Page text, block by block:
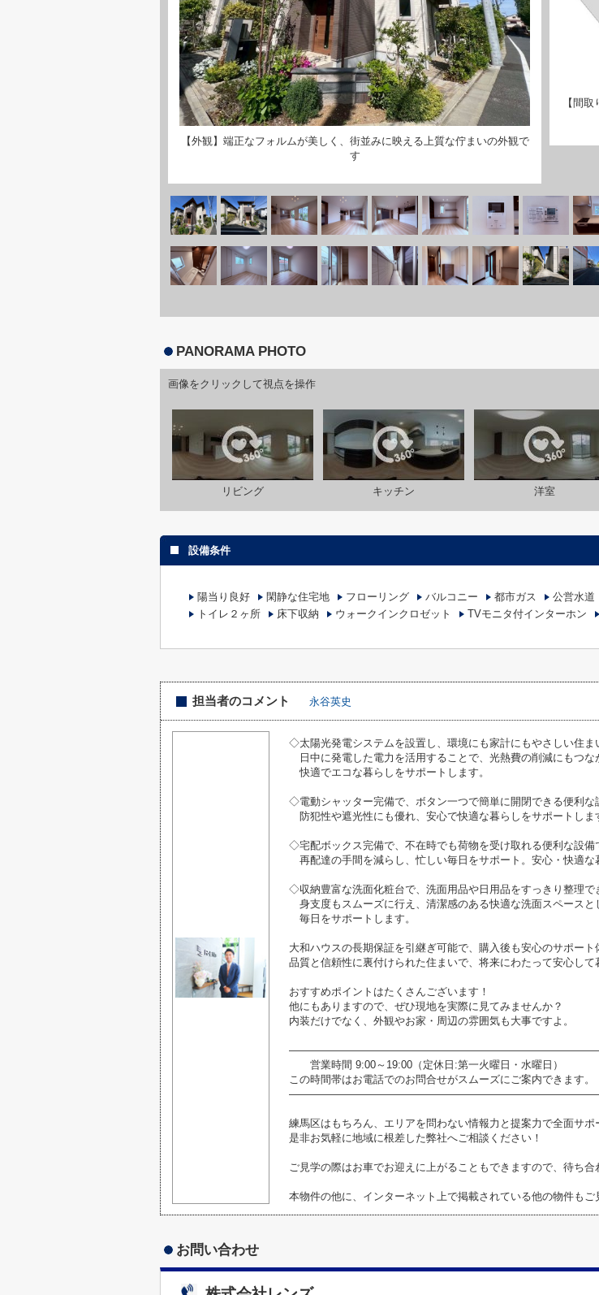
【外観】端正なフォルムが美しく、街並みに映える上質な佇まいの外観で
す
【間
PANORAMA PHOTO
画像をクリックして視点を操作
リビング キッチン 洋室
設備条件
陽当り良好 閑静な住宅地 フローリング バルコニー 都市ガス 公営水道
トイレ２ヶ所
床下収納 ウォークインクロゼット TVモニタ付インターホン
担当者のコメント 永谷英史
◇太陽光発電システムを設置し、環境にも家計にもやさしい住ま
日中に発電した電力を活用することで、光熱費の削減にもつな
快適でエコな暮らしをサポートします。
◇電動シャッター完備で、ボタン一つで簡単に開閉できる便利な
防犯性や遮光性にも優れ、安心で快適な暮らしをサポートしま
◇宅配ボックス完備で、不在時でも荷物を受け取れる便利な設備
再配達の手間を減らし、忙しい毎日をサポート。安心・快適な
◇収納豊富な洗面化粧台で、洗面用品や日用品をすっきり整理で
身支度もスムーズに行え、清潔感のある快適な洗面スペースと
毎日をサポートします。
大和ハウスの長期保証を引継ぎ可能で、購入後も安心のサポート
品質と信頼性に裏付けられた住まいで、将来にわたって安心して
おすすめポイントはたくさんございます！
他にもありますので、ぜひ現地を実際に見てみませんか？
内装だけでなく、外観やお家・周辺の雰囲気も大事ですよ。
営業時間 9:00～19:00（定休日:第一火曜日・水曜日）
この時間帯はお電話でのお問合せがスムーズにご案内できます。
練馬区はもちろん、エリアを問わない情報力と提案力で全面サポ
是非お気軽に地域に根差した弊社へご相談ください！
ご見学の際はお車でお迎えに上がることもできますので、待ち合
本物件の他に、インターネット上で掲載されている他の物件も
お問い合わせ